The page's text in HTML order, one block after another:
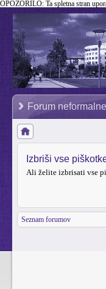
OPOZORILO: Ta spletna stran
Forum
Izbriši vse
Ali želite izbrisati vse
Seznam forumov